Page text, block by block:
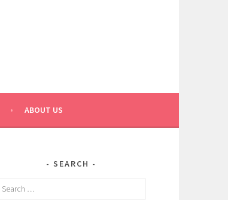
ABOUT US
SEARCH
Search